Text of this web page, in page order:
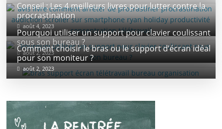
Conseil : Les 4 meilleurs livres pour lutter contre la
procrastination
août 4, 2023
Pourquoi utiliser un support pour clavier coulissant
sous son bureau ?
août 2, 2023
Comment choisir le bras ou le support d’écran idéal
pour son moniteur ?
août 2, 2023